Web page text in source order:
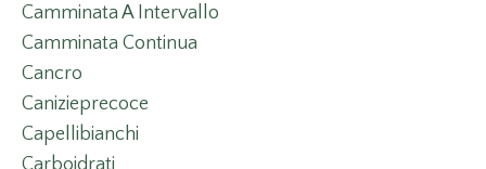
Camminata A Intervallo
Camminata Continua
Cancro
Canizieprecoce
Capellibianchi
Carboidrati